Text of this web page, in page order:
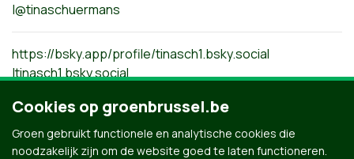
|@tinaschuermans
https://bsky.app/profile/tinasch1.bsky.social
|tinasch1.bsky.social
mailto:
tina.schuermans@groen.be|tina.schuermans@groen.be
Cookies op groenbrussel.be
Groen gebruikt functionele en analytische cookies die
noodzakelijk zijn om de website goed te laten functioneren.